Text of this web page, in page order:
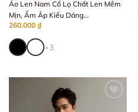
Áo Len Nam Cổ Lọ Chất Len Mềm
Mịn, Ấm Áp Kiểu Dáng...
260.000 ₫
+3